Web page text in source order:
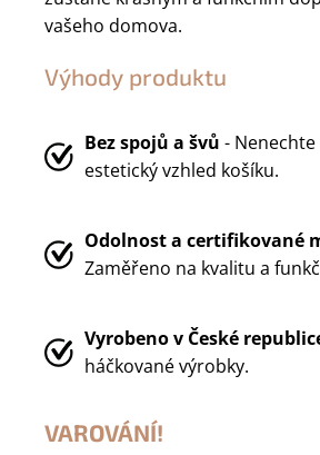
vašeho domova.
Výhody produktu
Bez spojů a švů -
estetický vzhled košíku.
Odolnost a certifikované
Zaměřeno na kvalitu a
Vyrobeno v České
háčkované výrobky.
VAROVÁNÍ!